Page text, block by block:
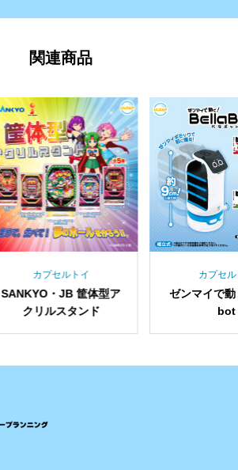
関連商品
カプセルトイ
SANKYO・JB 筐体型ア
クリルスタンド
カプセ
ゼンマイで
bot